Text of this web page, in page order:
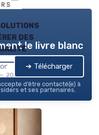
des
2026
le livre blanc
➔ Télécharger
d’être contacté(e) à
et ses partenaires.